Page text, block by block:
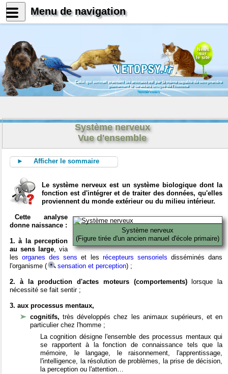
News
sur
le site
Celui qui connait vraiment les animaux est par là même capable de comprendre
pleinement le caractère unique de l'homme
Konrad Lorenz
Système nerveux
Vue d'ensemble
► Afficher le sommaire
Le système nerveux est un système biologique dont la
fonction est d'intégrer et de traiter des données, qu'elles
proviennent du monde extérieur ou du milieu intérieur.
Système nerveux
(Figure tirée d'un ancien manuel d'école primaire)
Cette analyse
donne naissance :
1. à la perception
au sens large, via
lesorganes des sens et les récepteurs sensoriels disséminés dans
l'organisme (
sensation et perception) ;
2. à la production d'actes moteurs (comportements)lorsque la
nécessité se fait sentir ;
3. aux processus mentaux,
cognitifs,très développés chez les animaux supérieurs, et en
particulier chez l'homme ;
La cognition désigne l'ensemble des processus mentaux qui
se rapportent à la fonction de connaissance tels que la
mémoire, le langage, le raisonnement, l'apprentissage,
l'intelligence, la résolution de problèmes, la prise de décision,
la perception ou l'attention…
Menu de navigation